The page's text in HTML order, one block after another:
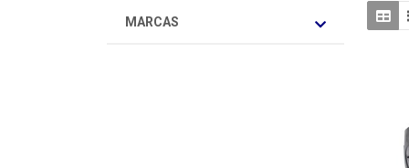
MARCAS